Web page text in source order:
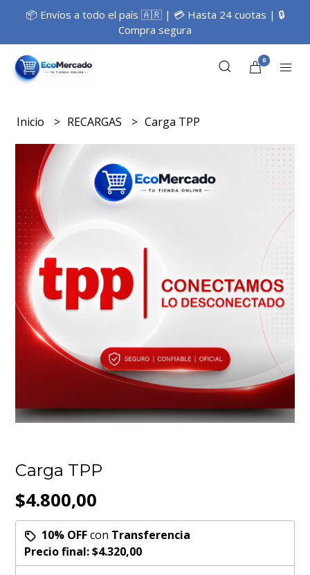
📦 Envíos a todo el país 🇦🇷 | 💳 Hasta 24 cuotas | 🔒
Compra segura
0
Inicio RECARGAS Carga TPP
Carga TPP
$4.800,00
10% OFFcon Transferencia
Precio final:$4.320,00